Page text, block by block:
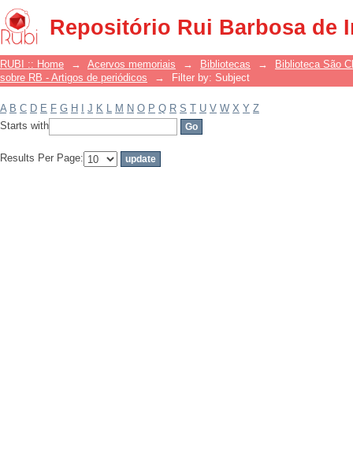
Repositório Rui Barbosa de
Filter by: Subject
RUBI :: Home → Acervos memoriais → Bibliotecas →
Biblioteca São
sobre RB - Artigos de periódicos
→ Filter by: Subject
A B C D E F G H J K L M N O P Q R S T U V W X Y Z
Starts with
Results Per Page: